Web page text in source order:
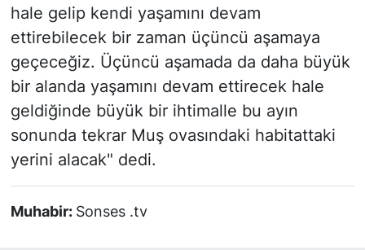
hale gelip kendi yaşamını devam
ettirebilecek bir zaman üçüncü aşamaya
geçeceğiz. Üçüncü aşamada da daha büyük
bir alanda yaşamını devam ettirecek hale
geldiğinde büyük bir ihtimalle bu ayın
sonunda tekrar Muş ovasındaki habitattaki
yerini alacak" dedi.
Muhabir: Sonses .tv